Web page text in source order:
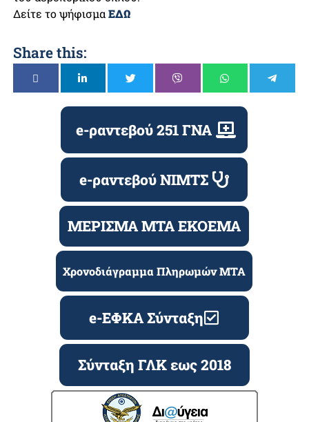
Δείτε το ψήφισμαΕΔΩ
Share this:
e-ραντεβού 251 ΓΝΑ
e-ραντεβού ΝΙΜΤΣ
ΜΕΡΙΣΜΑ ΜΤΑ ΕΚΟΕΜΑ
Χρονοδιάγραμμα Πληρωμών ΜΤΑ
e-ΕΦΚΑ Σύνταξη
Σύνταξη ΓΛΚ εως 2018